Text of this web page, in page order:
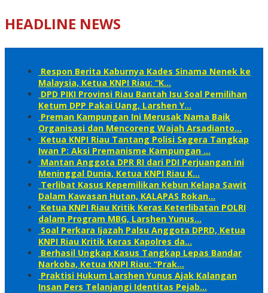
HEADLINE NEWS
Respon Berita Kaburnya Kades Sinama Nenek ke
Malaysia, Ketua KNPI Riau: “K…
DPD PIKI Provinsi Riau Bantah Isu Soal Pemilihan
Ketum DPP Pakai Uang, Larshen Y…
Preman Kampungan Ini Merusak Nama Baik
Organisasi dan Mencoreng Wajah Arsadianto…
Ketua KNPI Riau Tantang Polisi Segera Tangkap
Iwan P: Aksi Premanisme Kampungan …
Mantan Anggota DPR RI dari PDI Perjuangan ini
Meninggal Dunia, Ketua KNPI Riau K…
Terlibat Kasus Kepemilikan Kebun Kelapa Sawit
Dalam Kawasan Hutan, KALAPAS Rokan…
Ketua KNPI Riau Kritik Keras Keterlibatan POLRI
dalam Program MBG, Larshen Yunus…
Soal Perkara Ijazah Palsu Anggota DPRD, Ketua
KNPI Riau Kritik Keras Kapolres da…
Berhasil Ungkap Kasus Tangkap Lepas Bandar
Narkoba, Ketua KNPI Riau: “Prak…
Praktisi Hukum Larshen Yunus Ajak Kalangan
Insan Pers Telanjangi Identitas Pejab…